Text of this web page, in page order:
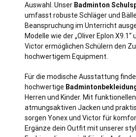
Auswahl. Unser Badminton
umfasst robuste Schläger und
Beanspruchung im Unterricht
Modelle wie der „Oliver Eplon X9.1“
Victor ermöglichen Schülern den
hochwertigem Equipment.
Für die modische Ausstattung
hochwertige
Herren und Kinder. Mit
atmungsaktiven Jacken und
sorgen Yonex und Victor für
Ergänze dein Outfit mit unserer